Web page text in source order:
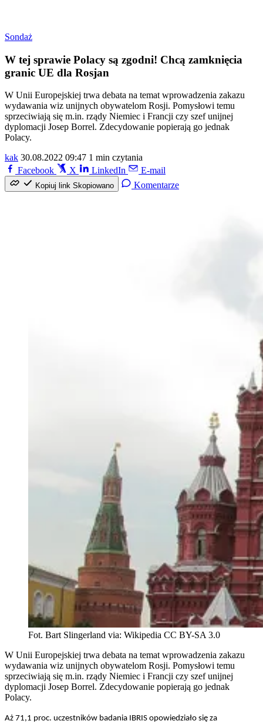
Sondaż
W tej sprawie Polacy są zgodni! Chcą zamknięcia
granic UE dla Rosjan
W Unii Europejskiej trwa debata na temat wprowadzenia zakazu
wydawania wiz unijnych obywatelom Rosji. Pomysłowi temu
sprzeciwiają się m.in. rządy Niemiec i Francji czy szef unijnej
dyplomacji Josep Borrel. Zdecydowanie popierają go jednak
Polacy.
kak 30.08.2022 09:47 1 min czytania
Facebook
X LinkedIn E-mail
Kopiuj link Skopiowano Komentarze
Fot. Bart Slingerland via: Wikipedia CC BY-SA 3.0
W Unii Europejskiej trwa debata na temat wprowadzenia zakazu
wydawania wiz unijnych obywatelom Rosji. Pomysłowi temu
sprzeciwiają się m.in. rządy Niemiec i Francji czy szef unijnej
dyplomacji Josep Borrel. Zdecydowanie popierają go jednak
Polacy.
Aż 71,1 proc. uczestników badania IBRIS opowiedziało się za